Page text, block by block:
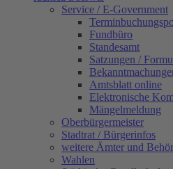
Service / E-Government
Fundbüro
Standesamt
Satzungen /
Amtsblatt online
Elektronische
Mängelmeldung
Oberbürgermeister
Stadtrat / Bürgerinfos
weitere Ämter und
Wahlen